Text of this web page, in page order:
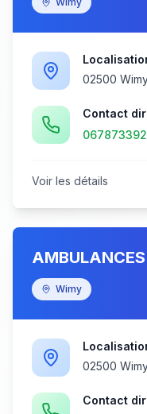
02500
Contact
Voir les détails
Wimy
02500
Contact